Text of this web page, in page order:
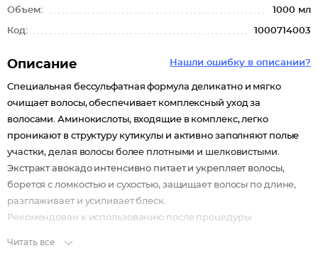
Объем: 1000 мл
Код: 1000714003
Нашли ошибку в описании?
Описание
Специальная беcсульфатная формула деликатно и мягко
очищает волосы, обеспечивает комплексный уход за
волосами. Аминокислоты, входящие в комплекс, легко
проникают в структуру кутикулы и активно заполняют полые
участки, делая волосы более плотными и шелковистыми.
Экстракт авокадо интенсивно питает и укрепляет волосы,
борется с ломкостью и сухостью, защищает волосы по длине,
разглаживает и усиливает блеск.
Рекомендован к использованию после процедуры
Читать все